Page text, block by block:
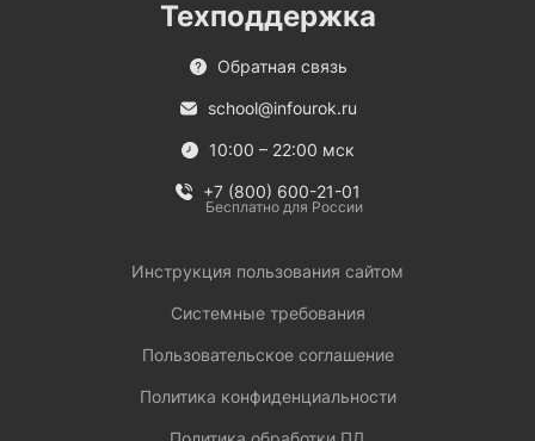
Техподдержка
Обратная связь
school@infourok.ru
10:00 – 22:00 мск
+7 (800) 600-21-01
Бесплатно для России
Инструкция пользования сайтом
Системные требования
Пользовательское соглашение
Политика конфиденциальности